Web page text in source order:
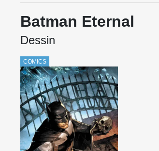
Batman Eternal
Dessin
COMICS